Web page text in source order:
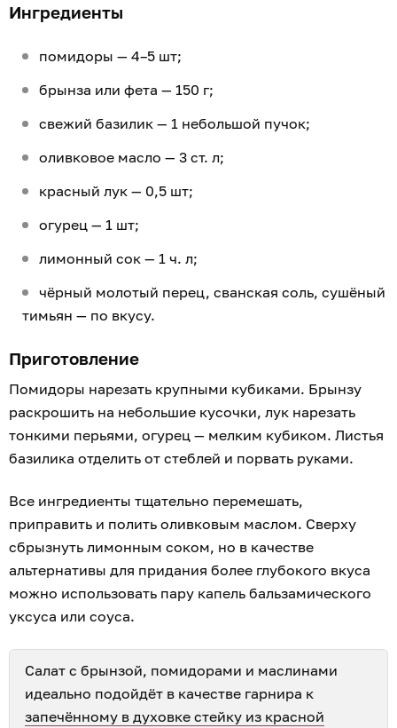
Ингредиенты
помидоры — 4–5 шт;
брынза или фета — 150 г;
свежий базилик — 1 небольшой пучок;
оливковое масло — 3 ст. л;
красный лук — 0,5 шт;
огурец — 1 шт;
лимонный сок — 1 ч. л;
чёрный молотый перец, сванская соль, сушёный
тимьян — по вкусу.
Приготовление
Помидоры нарезать крупными кубиками. Брынзу
раскрошить на небольшие кусочки, лук нарезать
тонкими перьями, огурец — мелким кубиком. Листья
базилика отделить от стеблей и порвать руками.
Все ингредиенты тщательно перемешать,
приправить и полить оливковым маслом. Сверху
сбрызнуть лимонным соком, но в качестве
альтернативы для придания более глубокого вкуса
можно использовать пару капель бальзамического
уксуса или соуса.
Салат с брынзой, помидорами и маслинами
идеально подойдёт в качестве гарнира к
запечённому в духовке стейку из красной